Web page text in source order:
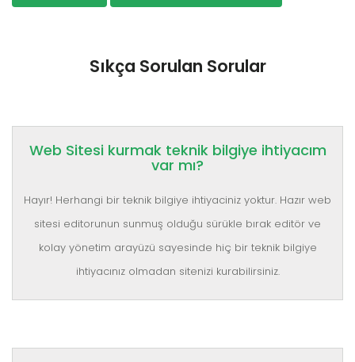
Sıkça Sorulan Sorular
Web Sitesi kurmak teknik bilgiye ihtiyacım
var mı?
Hayır! Herhangi bir teknik bilgiye ihtiyaciniz yoktur. Hazır web
sitesi editorunun sunmuş olduğu sürükle bırak editör ve
kolay yönetim arayüzü sayesinde hiç bir teknik bilgiye
ihtiyacınız olmadan sitenizi kurabilirsiniz.